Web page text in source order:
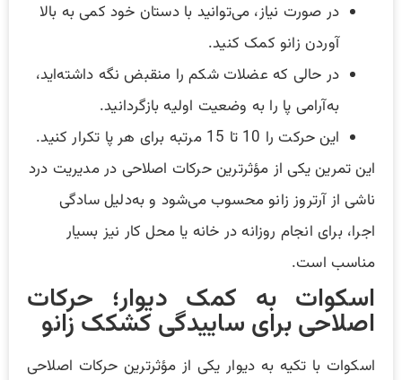
در صورت نیاز، می‌توانید با دستان خود کمی به بالا
آوردن زانو کمک کنید.
در حالی که عضلات شکم را منقبض نگه داشته‌اید،
به‌آرامی پا را به وضعیت اولیه بازگردانید.
این حرکت را 10 تا 15 مرتبه برای هر پا تکرار کنید.
این تمرین یکی از مؤثرترین حرکات اصلاحی در مدیریت درد
ناشی از آرتروز زانو محسوب می‌شود و به‌دلیل سادگی
اجرا، برای انجام روزانه در خانه یا محل کار نیز بسیار
مناسب است.
اسکوات به کمک دیوار؛ حرکات
اصلاحی برای ساییدگی کشکک زانو
اسکوات با تکیه به دیوار یکی از مؤثرترین حرکات اصلاحی